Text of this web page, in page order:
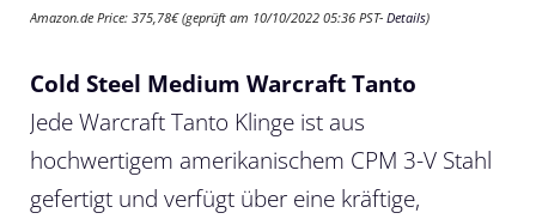
Amazon.de Price: 375,78€(geprüft am 10/10/2022 05:36 PST- Details)
Cold Steel Medium Warcraft Tanto
Jede Warcraft Tanto Klinge ist aus
hochwertigem amerikanischem CPM 3-V Stahl
gefertigt und verfügt über eine kräftige,